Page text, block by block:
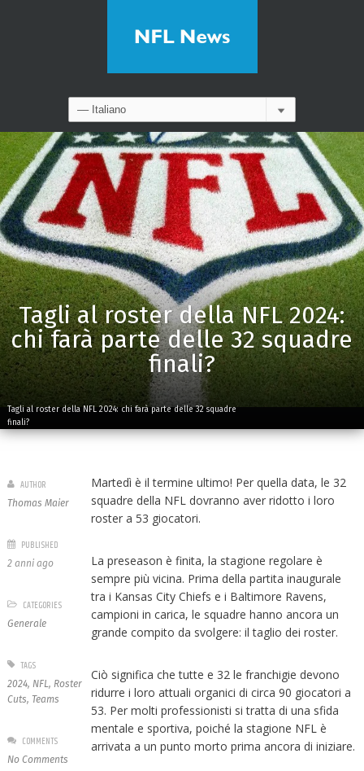
Tagli al roster della NFL 2024:
chi farà parte delle 32 squadre
finali?
Tagli al roster della NFL 2024: chi farà parte delle 32 squadre
finali?
Martedì è il termine ultimo! Per quella data, le 32
squadre della NFL dovranno aver ridotto i loro
roster a 53 giocatori.
La preseason è finita, la stagione regolare è
sempre più vicina. Prima della partita inaugurale
tra i Kansas City Chiefs e i Baltimore Ravens,
campioni in carica, le squadre hanno ancora un
grande compito da svolgere: il taglio dei roster.
Ciò significa che tutte e 32 le franchigie devono
ridurre i loro attuali organici di circa 90 giocatori a
53. Per molti professionisti si tratta di una sfida
mentale e sportiva, poiché la stagione NFL è
arrivata a un punto morto prima ancora di iniziare.
AUTHOR
Thomas Maier
PUBLISHED
2 anni ago
CATEGORIES
Generale
TAGS
2024, NFL, Roster
Cuts, Teams
COMMENTS
No Comments